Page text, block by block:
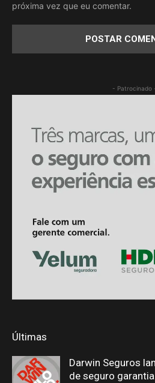
próxima vez que eu comentar.
- Patrocinado
Últimas
Darwin Seguros
de seguro